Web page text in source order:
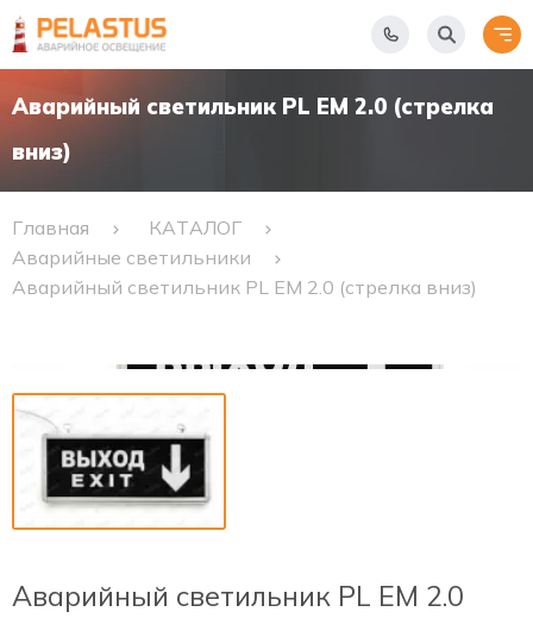
Аварийный светильник PL EM 2.0 (стрелка
вниз)
Главная
КАТАЛОГ
Аварийные светильники
Аварийный светильник PL EM 2.0 (стрелка вниз)
Аварийный светильник PL EM 2.0